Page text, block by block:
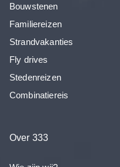
Bouwstenen
Familiereizen
Strandvakanties
Fly drives
Stedenreizen
Combinatiereis
Over 333